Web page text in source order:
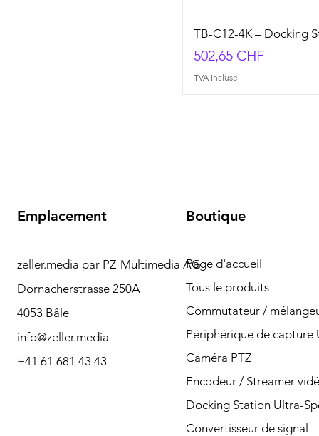
TB-C12-4K – Docking
Prix
502,65 CHF
TVA Incluse
Besoin d'aide? Veuillez
nous contacter pour
toute question par
téléphone ou par
Emplacement
zeller.media par PZ-Multimedia AG
Dornacherstrasse 250A
4053 Bâle
info@zeller.media
+41 61 681 43 43
Boutique
Page d'accueil
Tous le produits
Commutateur /
Périphérique de capture
Caméra PTZ
Encodeur / Streamer
Docking Station Ultra-
Convertisseur de signal